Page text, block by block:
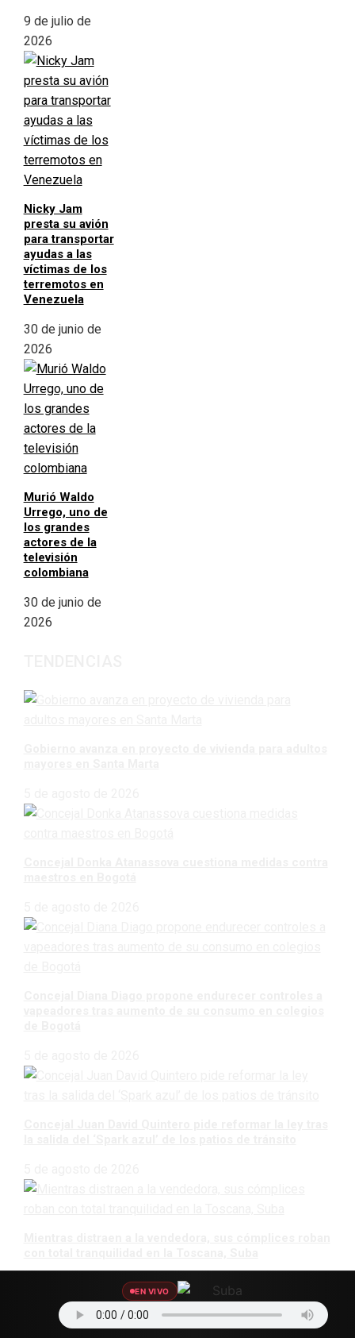
9 de julio de
2026
Nicky Jam
presta su avión
para transportar
ayudas a las
víctimas de los
terremotos en
Venezuela
30 de junio de
2026
Murió Waldo
Urrego, uno de
los grandes
actores de la
televisión
colombiana
30 de junio de
2026
5 de agosto de 2026
CATEGORÍAS
EN VIVO